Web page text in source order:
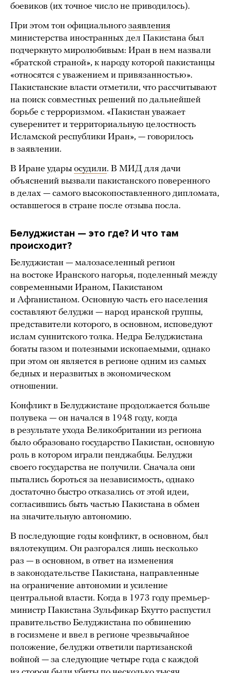
боевиков (их точное число не приводилось).
При этом тон официального заявления
министерства иностранных дел Пакистана был
подчеркнуто миролюбивым: Иран в нем назвали
«братской страной», к народу которой пакистанцы
«относятся с уважением и привязанностью».
Пакистанские власти отметили, что рассчитывают
на поиск совместных решений по дальнейшей
борьбе с терроризмом. «Пакистан уважает
суверенитет и территориальную целостность
Исламской республики Иран», — говорилось
в заявлении.
В Иране удары осудили. В МИД для дачи
объяснений вызвали пакистанского поверенного
в делах — самого высокопоставленного дипломата,
оставшегося в стране после отзыва посла.
Белуджистан — это где? И что там
происходит?
Белуджистан — малозаселенный регион
на востоке Иранского нагорья, поделенный между
современными Ираном, Пакистаном
и Афганистаном. Основную часть его населения
составляют белуджи — народ иранской группы,
представители которого, в основном, исповедуют
ислам суннитского толка. Недра Белуджистана
богаты газом и полезными ископаемыми, однако
при этом он является в регионе одним из самых
бедных и неразвитых в экономическом
отношении.
Конфликт в Белуджистане продолжается больше
полувека — он начался в 1948 году, когда
в результате ухода Великобритании из региона
было образовано государство Пакистан, основную
роль в котором играли пенджабцы. Белуджи
своего государства не получили. Сначала они
пытались бороться за независимость, однако
достаточно быстро отказались от этой идеи,
согласившись быть частью Пакистана в обмен
на значительную автономию.
В последующие годы конфликт, в основном, был
вялотекущим. Он разгорался лишь несколько
раз — в основном, в ответ на изменения
в законодательстве Пакистана, направленные
на ограничение автономии и усиление
центральной власти. Когда в 1973 году премьер-
министр Пакистана Зульфикар Бхутто распустил
правительство Белуджистана по обвинению
в госизмене и ввел в регионе чрезвычайное
положение, белуджи ответили партизанской
войной — за следующие четыре года с каждой